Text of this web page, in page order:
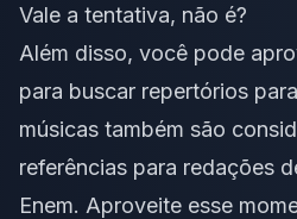
Vale a tentativa, não é?
Além disso, você pode
para buscar repertórios
músicas também são
referências para redações
Enem. Aproveite esse